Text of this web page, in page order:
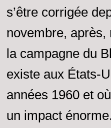
s’être corrigée
novembre, après,
la campagne du
existe aux États-
années 1960 et
un impact